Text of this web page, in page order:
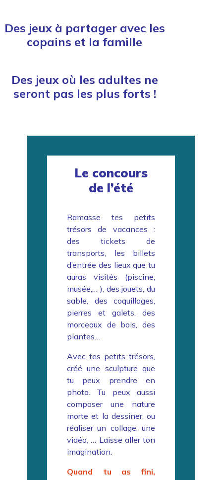
Des jeux à partager avec les
copains et la famille
Des jeux où les adultes ne
seront pas les plus forts !
Le concours
de l’été
Ramasse tes petits
trésors de vacances :
des tickets de
transports, les billets
d’entrée des lieux que tu
auras visités (piscine,
musée,… ), des jouets, du
sable, des coquillages,
pierres et galets, des
morceaux de bois, des
plantes…
Avec tes petits trésors,
créé une sculpture que
tu peux prendre en
photo. Tu peux aussi
composer une nature
morte et la dessiner, ou
réaliser un collage, une
vidéo, … Laisse aller ton
imagination.
Quand tu as fini,